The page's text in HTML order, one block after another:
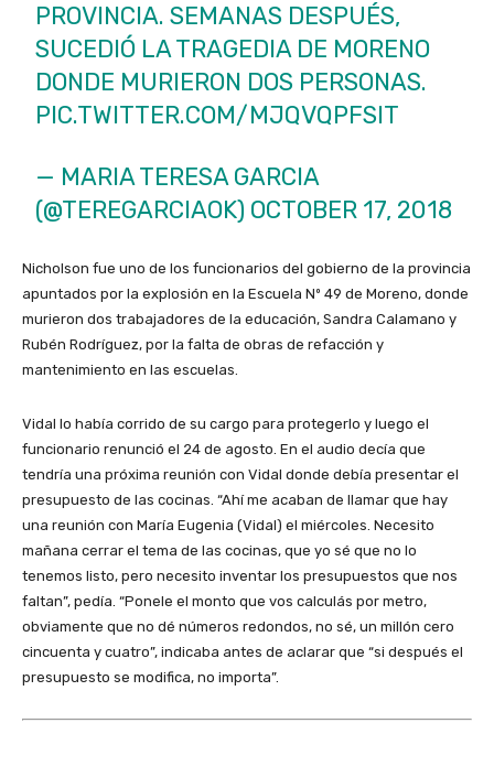
PROVINCIA. SEMANAS DESPUÉS,
SUCEDIÓ LA TRAGEDIA DE MORENO
DONDE MURIERON DOS PERSONAS.
PIC.TWITTER.COM/MJQVQPFSIT
— MARIA TERESA GARCIA
(@TEREGARCIAOK) OCTOBER 17, 2018
Nicholson fue uno de los funcionarios del gobierno de la provincia
apuntados por la explosión en la Escuela Nº 49 de Moreno, donde
murieron dos trabajadores de la educación, Sandra Calamano y
Rubén Rodríguez, por la falta de obras de refacción y
mantenimiento en las escuelas.
Vidal lo había corrido de su cargo para protegerlo y luego el
funcionario renunció el 24 de agosto. En el audio decía que
tendría una próxima reunión con Vidal donde debía presentar el
presupuesto de las cocinas. “Ahí me acaban de llamar que hay
una reunión con María Eugenia (Vidal) el miércoles. Necesito
mañana cerrar el tema de las cocinas, que yo sé que no lo
tenemos listo, pero necesito inventar los presupuestos que nos
faltan”, pedía. “Ponele el monto que vos calculás por metro,
obviamente que no dé números redondos, no sé, un millón cero
cincuenta y cuatro”, indicaba antes de aclarar que “si después el
presupuesto se modifica, no importa”.